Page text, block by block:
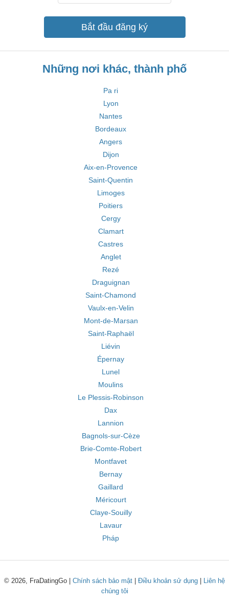
Bắt đầu đăng ký
Những nơi khác, thành phố
Pa ri
Lyon
Nantes
Bordeaux
Angers
Dijon
Aix-en-Provence
Saint-Quentin
Limoges
Poitiers
Cergy
Clamart
Castres
Anglet
Rezé
Draguignan
Saint-Chamond
Vaulx-en-Velin
Mont-de-Marsan
Saint-Raphaël
Liévin
Épernay
Lunel
Moulins
Le Plessis-Robinson
Dax
Lannion
Bagnols-sur-Cèze
Brie-Comte-Robert
Montfavet
Bernay
Gaillard
Méricourt
Claye-Souilly
Lavaur
Pháp
© 2026, FraDatingGo | Chính sách bảo mật Điều khoản sử dụng
Liên hệ
chúng tôi